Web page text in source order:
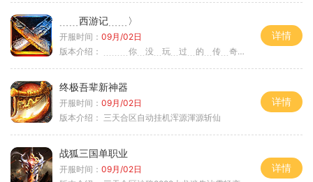
﹍﹍西游记﹍﹍〉
开服时间： 09月/02日
版本介绍：
﹍﹍﹍你﹍没﹍玩﹍过﹍的﹍传﹍奇﹍﹍﹍〉
详情
终极吾辈新神器
开服时间： 09月/02日
版本介绍： 三天合区自动挂机浑源渾源斩仙
详情
战狐三国单职业
开服时间： 09月/02日
详情